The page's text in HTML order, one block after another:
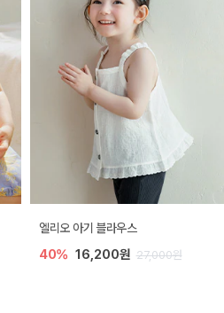
엘리오 아기 블라우스
40% 16,200원 27,000원